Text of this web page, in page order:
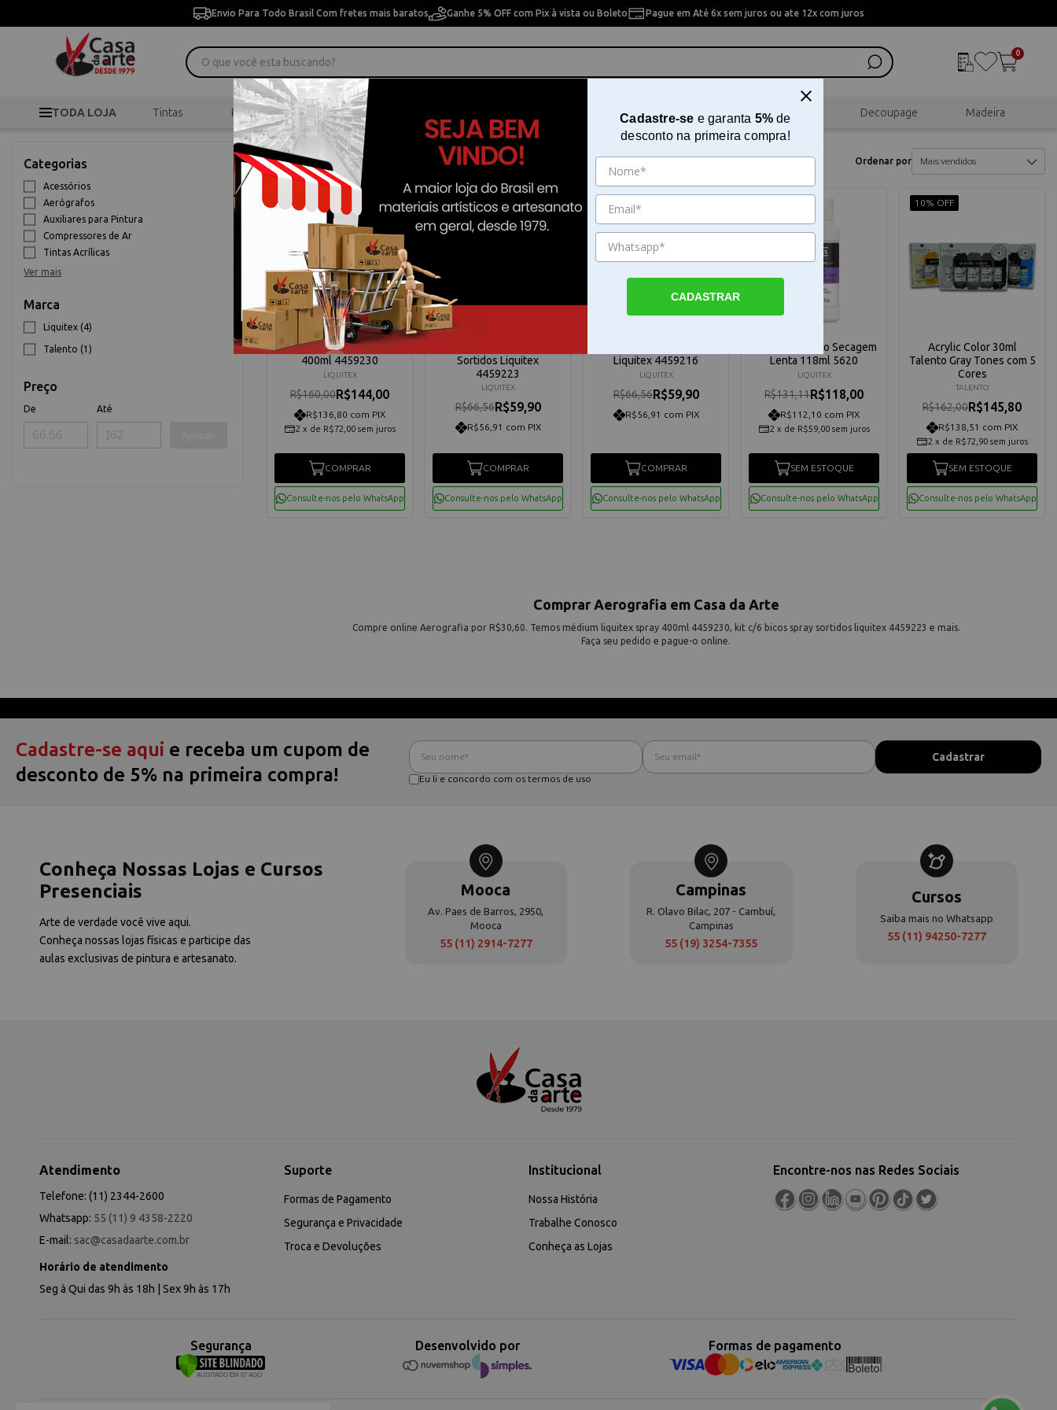
Envio Para Todo Brasil Com fretes mais baratos Ganhe 5% OFF com Pix à vista ou Boleto Pague em Até 6x sem juros ou ate 12x com juros
0
TODA LOJA Tintas Pincéis Desenho Pintura Artesanal Scrapbook Decoupage Madeira
Categorias
Acessórios
Aerógrafos
Auxiliares para Pintura
Compressores de Ar
Tintas Acrílicas
Ver mais
Marca
Liquitex (4)
Talento (1)
Preço
De Até
Início > Aerografia
Aerografia Ordenar por
10% OFF
Médium Liquitex Spray
400ml 4459230
LIQUITEX
R$160,00R$144,00
R$136,80 com PIX
2 x de R$72,00 sem juros
COMPRAR
Consulte-nos pelo WhatsApp
10% OFF
Sortidos Liquitex
4459223
LIQUITEX
R$66,56R$59,90
R$56,91 com PIX
COMPRAR
Consulte-nos pelo WhatsApp
10% OFF
Liquitex 4459216
LIQUITEX
R$66,56R$59,90
R$56,91 com PIX
COMPRAR
Consulte-nos pelo WhatsApp
Médium Acrilico Secagem
Lenta 118ml 5620
LIQUITEX
R$131,11R$118,00
R$112,10 com PIX
2 x de R$59,00 sem juros
SEM ESTOQUE
Consulte-nos pelo WhatsApp
10% OFF
Acrylic Color 30ml
Talento Gray Tones com 5
Cores
TALENTO
R$162,00R$145,80
R$138,51 com PIX
2 x de R$72,90 sem juros
SEM ESTOQUE
Consulte-nos pelo WhatsApp
Comprar Aerografia em Casa da Arte
Compre online Aerografia por R$30,60. Temos médium liquitex spray 400ml 4459230, kit c/6 bicos spray sortidos liquitex 4459223 e mais.
Faça seu pedido e pague-o online.
Cadastre-se aqui e receba um cupom de
desconto de 5% na primeira compra!
Eu li e concordo com os termos de uso
Conheça Nossas Lojas e Cursos
Presenciais
Arte de verdade você vive aqui.
Conheça nossas lojas físicas e participe das
aulas exclusivas de pintura e artesanato.
Mooca
Av. Paes de Barros, 2950,
Mooca
55 (11) 2914-7277
Campinas
R. Olavo Bilac, 207 - Cambuí,
Campinas
55 (19) 3254-7355
Cursos
Saiba mais no Whatsapp
55 (11) 94250-7277
Atendimento
Telefone: (11) 2344-2600
Whatsapp: 55 (11) 9 4358-2220
E-mail: sac@casadaarte.com.br
Horário de atendimento
Seg à Qui das 9h às 18h | Sex 9h às 17h
Suporte
Formas de Pagamento
Segurança e Privacidade
Troca e Devoluções
Institucional
Nossa História
Trabalhe Conosco
Conheça as Lojas
Encontre-nos nas Redes Sociais
Segurança Desenvolvido por Formas de pagamento
Cadastre-se e garanta 5%de
desconto na primeira compra!
CADASTRAR